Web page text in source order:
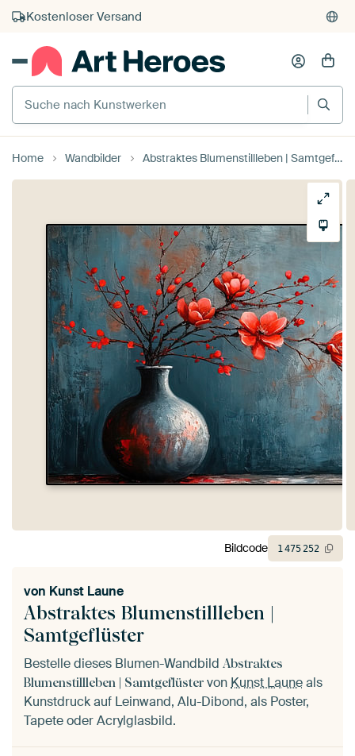
Kostenloser Versand
Kauf auf Rechnung
Individueller Druck auf Bestellung
Suche nach Kunstwerken
Home Wandbilder Abstraktes Blumenstillleben | Samtgeflüster
Abstraktes Blumenstillleben |
Samtgeflüster
von Kunst Laune
Bestelle dieses Blumen-Wandbild Abstraktes
Blumenstillleben | Samtgeflüster von Kunst Launeals
Kunstdruck auf Leinwand, Alu-Dibond, als Poster,
Tapete oder Acrylglasbild.
Bildcode 1 475 252